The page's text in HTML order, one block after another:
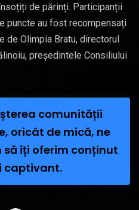
de părinți. Participanții
puncte au fost recompensați
de Olimpia Bratu, directorul
președintele Consiliului
comunității
oricât de mică, ne
îți oferim conținut
captivant.